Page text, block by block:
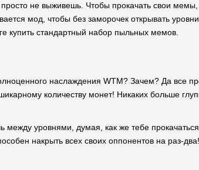
не выживешь. Чтобы прокачать свои мемы,
мод, чтобы без заморочек открывать
купить стандартный набор пыльных мемов.
наслаждения WTM? Зачем? Да все
количеству монет! Никаких больше
уровнями, думая, как же тебе
накрыть всех своих оппонентов на раз-два!